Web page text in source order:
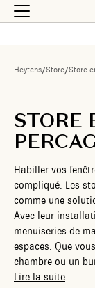
Heytens/Store/Store
STORE
Habiller vos
compliqué. Les
comme une
Avec leur
menuiseries de
espaces. Que
chambre ou un
disponibles s’adapte à tous
Lire la suite